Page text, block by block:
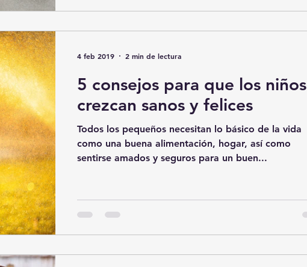
5 consejos para que los niños
crezcan sanos y felices
Todos los pequeños necesitan lo básico de la vida
como una buena alimentación, hogar, así como
sentirse amados y seguros para un buen...
4 feb 2019 2 min de lectura